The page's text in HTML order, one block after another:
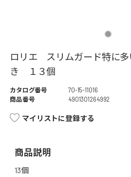
ロリエ スリムガード特に
き １３個
カタログ番号
70-15-11016
商品番号
4901301264992
マイリストに登録する
商品説明
13個